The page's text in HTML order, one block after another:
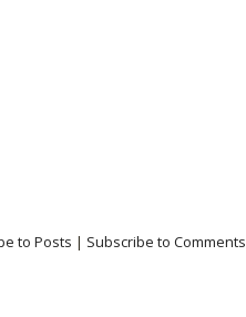
to Posts | Subscribe to Comments